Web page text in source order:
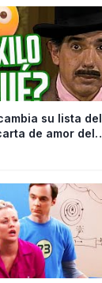
su lista del
de amor del